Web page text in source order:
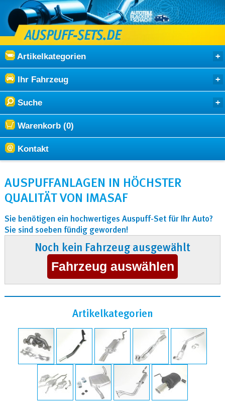
Artikelkategorien
Ihr Fahrzeug
Suche
Warenkorb (0)
Kontakt
AUSPUFFANLAGEN IN HÖCHSTER
QUALITÄT VON IMASAF
Sie benötigen ein hochwertiges Auspuff-Set für Ihr Auto?
Sie sind soeben fündig geworden!
Noch kein Fahrzeug ausgewählt
Artikelkategorien